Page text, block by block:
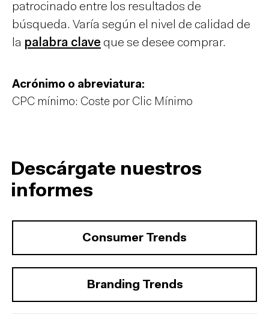
patrocinado entre los resultados de
búsqueda. Varía según el nivel de calidad de
la palabra clave que se desee comprar.
Acrónimo o abreviatura:
CPC mínimo: Coste por Clic Mínimo
Descárgate nuestros
informes
Consumer Trends
Branding Trends